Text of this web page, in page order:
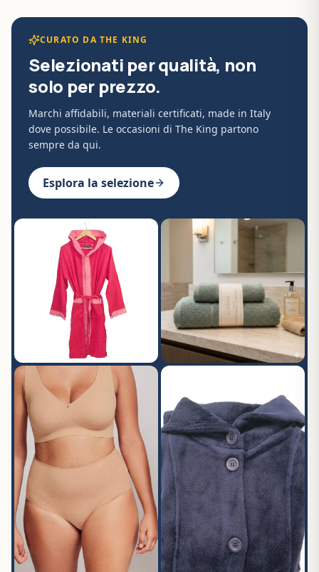
CURATO DA THE KING
Selezionati per qualità, non
solo per prezzo.
Marchi affidabili, materiali certificati, made in Italy
dove possibile. Le occasioni di The King partono
sempre da qui.
Esplora la selezione